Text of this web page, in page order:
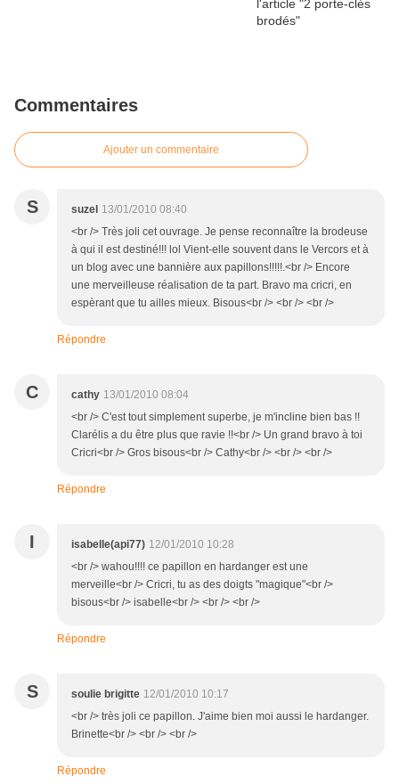
Commentaires
Ajouter un commentaire
S suzel 13/01/2010 08:40
<br /> Très joli cet ouvrage. Je pense reconnaître la brodeuse
à qui il est destiné!!! lol Vient-elle souvent dans le Vercors et à
un blog avec une bannière aux papillons!!!!!.<br /> Encore
une merveilleuse réalisation de ta part. Bravo ma cricri, en
espèrant que tu ailles mieux. Bisous<br /> <br /> <br />
Répondre
C cathy 13/01/2010 08:04
<br /> C'est tout simplement superbe, je m'incline bien bas !!
Clarélis a du être plus que ravie !!<br /> Un grand bravo à toi
Cricri<br /> Gros bisous<br /> Cathy<br /> <br /> <br />
Répondre
I isabelle(api77) 12/01/2010 10:28
<br /> wahou!!!! ce papillon en hardanger est une
merveille<br /> Cricri, tu as des doigts "magique"<br />
bisous<br /> isabelle<br /> <br /> <br />
Répondre
S soulie brigitte 12/01/2010 10:17
<br /> très joli ce papillon. J'aime bien moi aussi le hardanger.
Brinette<br /> <br /> <br />
Répondre